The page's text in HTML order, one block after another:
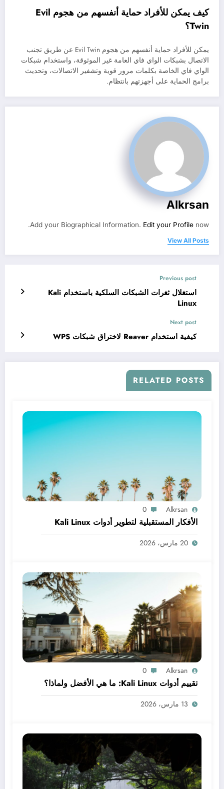
كيف يمكن للأفراد حماية أنفسهم من هجوم Evil
Twin؟
يمكن للأفراد حماية أنفسهم من هجوم Evil Twin عن طريق تجنب
الاتصال بشبكات الواي فاي العامة غير الموثوقة، واستخدام شبكات
الواي فاي الخاصة بكلمات مرور قوية وتشفير الاتصالات، وتحديث
برامج الحماية على أجهزتهم بانتظام.
Alkrsan
Add your Biographical Information. Edit your Profile now.
View All Posts
Previous post
استغلال ثغرات الشبكات السلكية باستخدام Kali
Linux
Next post
كيفية استخدام Reaver لاختراق شبكات WPS
RELATED POSTS
Alkrsan
0
الأفكار المستقبلية لتطوير أدوات Kali Linux
20 مارس، 2026
Alkrsan
0
تقييم أدوات Kali Linux: ما هي الأفضل ولماذا؟
13 مارس، 2026